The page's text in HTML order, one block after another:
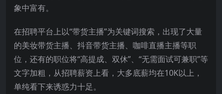
象中富有。
在招聘平台上以“带货主播”为关键词搜索，出现了大量
的美妆带货主播、抖音带货主播、咖啡直播主播等职
位，还有的职位将“高提成、双休”、“无需面试可兼职”等
文字加粗，从招聘薪资上看，大多底薪均在10K以上，
单纯看下来诱惑力十足。